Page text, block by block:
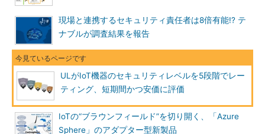
現場と連携するセキュリティ責任者は8倍有能!? テ
ナブルが調査結果を報告
ULがIoT機器のセキュリティレベルを5段階でレー
ティング、短期間かつ安価に評価
IoTの“ブラウンフィールド”を切り開く、「Azure
Sphere」のアダプター型新製品